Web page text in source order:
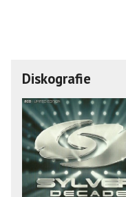
Diskografie